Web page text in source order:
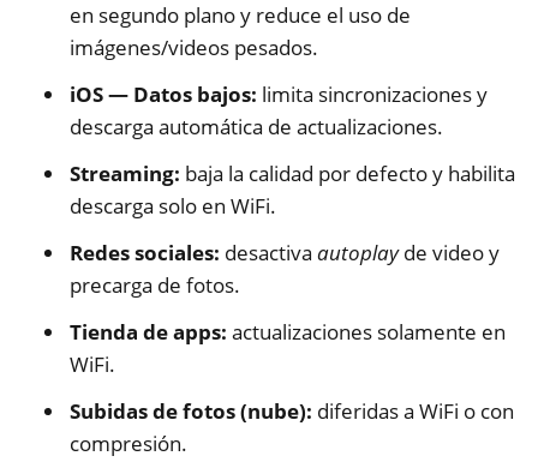
en segundo plano y reduce el uso de
imágenes/videos pesados.
iOS — Datos bajos: limita sincronizaciones y
descarga automática de actualizaciones.
Streaming: baja la calidad por defecto y habilita
descarga solo en WiFi.
Redes sociales: desactiva autoplayde video y
precarga de fotos.
Tienda de apps: actualizaciones solamente en
WiFi.
Subidas de fotos (nube): diferidas a WiFi o con
compresión.